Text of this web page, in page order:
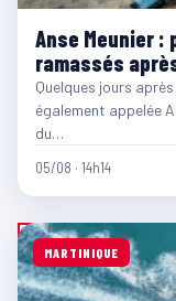
Anse Meunier :
ramassés
Quelques jours
également appelée
du…
05/08 · 14h14
MARTINIQUE